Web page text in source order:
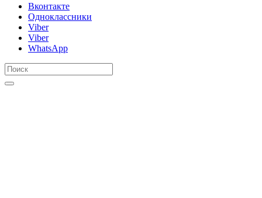
Вконтакте
Одноклассники
Viber
Viber
WhatsApp